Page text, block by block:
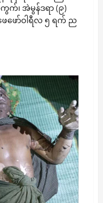
က်၊ အဲမွန်ဒရာ (၉)
ဖော်ဝါရီလ ၅ ရက် ည